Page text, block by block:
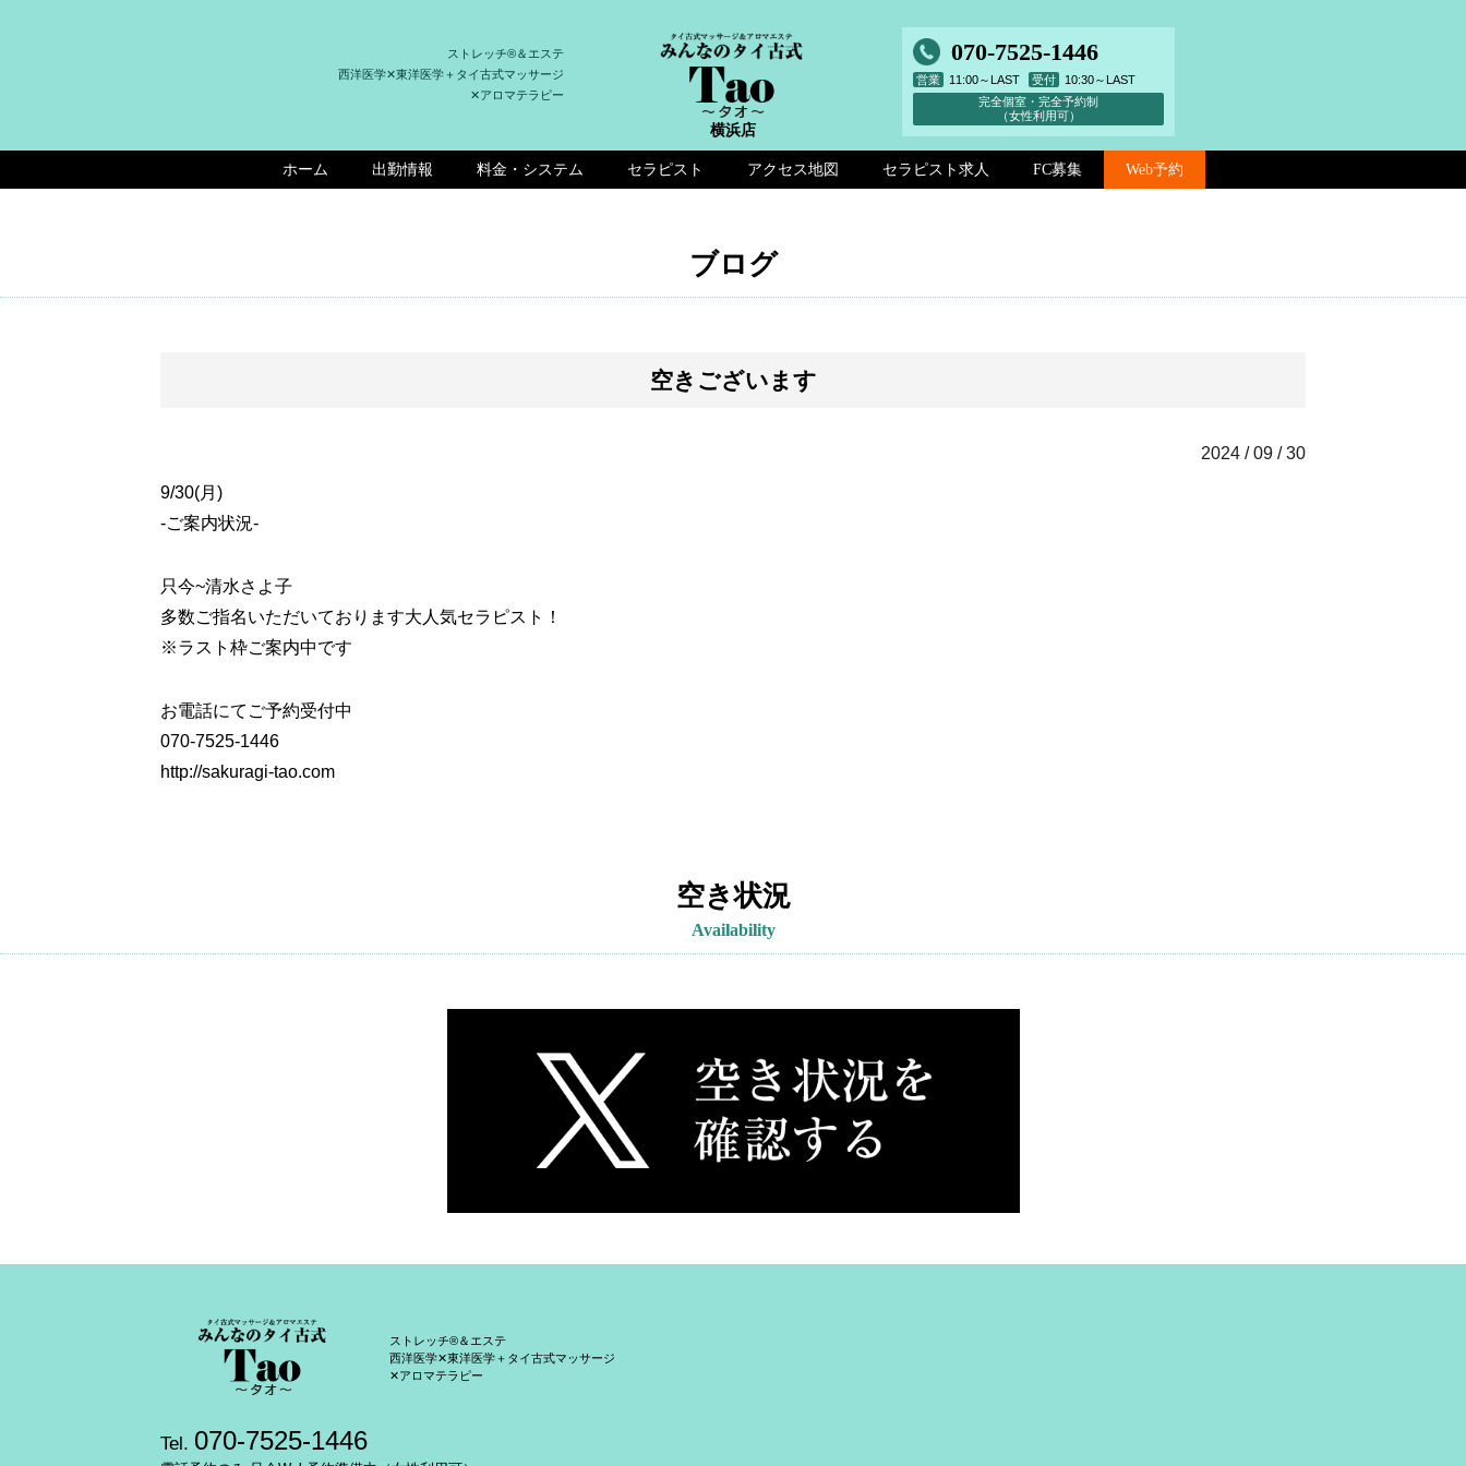
ストレッチ®＆エステ
西洋医学✕東洋医学＋タイ古式マッサージ
✕アロマテラピー
横浜店
070-7525-1446
営業 11:00～LAST 受付
10:30～LAST
完全個室・完全予約制
（女性利用可）
ホーム 出勤情報 料金・システム セラピスト アクセス地図 セラピスト求人 FC募集 Web予約
ブログ
空きございます
2024 / 09 / 30
9/30(月)
-ご案内状況-
只今~清水さよ子
多数ご指名いただいております大人気セラピスト！
※ラスト枠ご案内中です
お電話にてご予約受付中
070-7525-1446
http://sakuragi-tao.com
空き状況
Availability
ストレッチ®＆エステ
西洋医学✕東洋医学＋タイ古式マッサージ
✕アロマテラピー
Tel. 070-7525-1446